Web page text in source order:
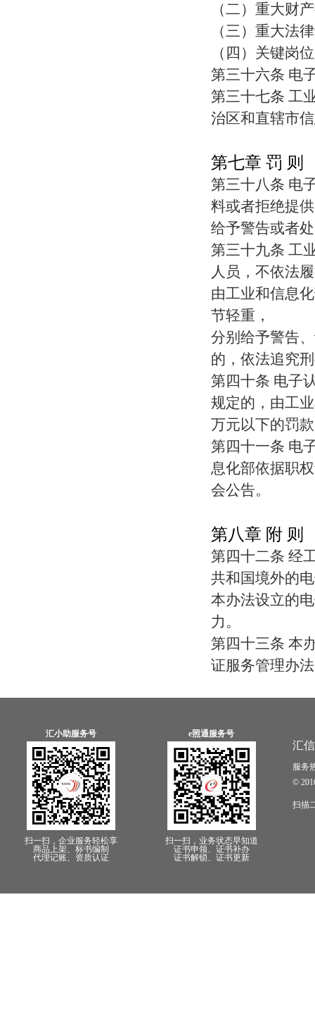
（二）重大财
（三）重大法
（四）关键岗
第三十六条 电
第三十七条 工
治区和直辖市
第七章 罚 则
第三十八条 电
料或者拒绝提
给予警告或者
第三十九条 工
人员，不依法
由工业和信息
节轻重，
分别给予警告
的，依法追究
第四十条 电子
规定的，由工
万元以下的罚
第四十一条 电
息化部依据职
会公告。
第八章 附 则
第四十二条 经
共和国境外的
本办法设立的
力。
第四十三条 本
证服务管理办
汇小助服务号
扫一扫，企业服务轻松享
商品上架、标书编制
代理记账、资质认证
e照通服务号
扫一扫，业务状态早知道
证书申领、证书补办
证书解锁、证书更新
汇
服务
©
扫描